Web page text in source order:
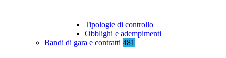
Tipologie di controllo
Obblighi e adempimenti
Bandi di gara e contratti 481